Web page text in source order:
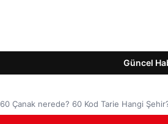
Güncel
60 Çanak nerede? 60 Kod Tarie Hangi